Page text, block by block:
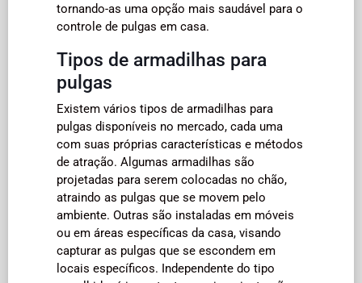
tornando-as uma opção mais saudável para o
controle de pulgas em casa.
Tipos de armadilhas para
pulgas
Existem vários tipos de armadilhas para
pulgas disponíveis no mercado, cada uma
com suas próprias características e métodos
de atração. Algumas armadilhas são
projetadas para serem colocadas no chão,
atraindo as pulgas que se movem pelo
ambiente. Outras são instaladas em móveis
ou em áreas específicas da casa, visando
capturar as pulgas que se escondem em
locais específicos. Independente do tipo